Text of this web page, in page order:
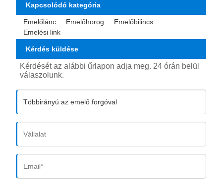
Kapcsolódó kategória
Emelőlánc Emelőhorog
Emelőbilincs
Emelési link
Kérdés küldése
Kérdését az alábbi űrlapon adja meg. 24 órán belül
válaszolunk.